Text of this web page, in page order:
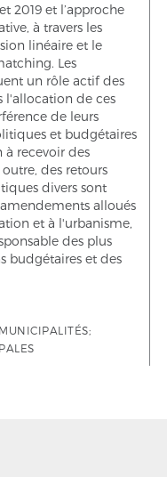
2019 et l’approche
à travers les
linéaire et le
Les
un rôle actif des
l'allocation de ces
de leurs
et budgétaires
à recevoir des
des retours
divers sont
alloués
et à l'urbanisme,
des plus
budgétaires et des